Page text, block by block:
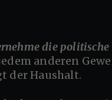
die
anderen
der Haushalt.